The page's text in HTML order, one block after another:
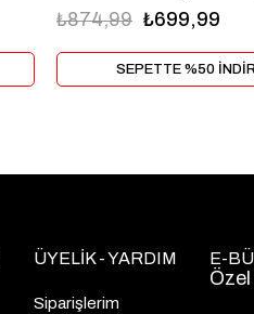
₺699,99
₺874,99
SEPETTE %50
ÜYELİK - YARDIM
Siparişlerim
E-
Özel